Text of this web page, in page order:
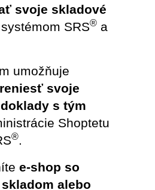
svoje skladové
SRS® a
umožňuje
svoje
s tým
Shoptetu
®.
e-shop so
alebo